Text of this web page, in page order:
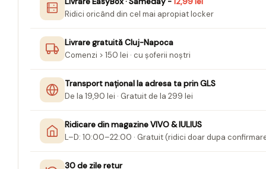
Glob Pamantesc Scolar
Materiale Didactice
Instrumente geometrie pentru
tabla scolara
Tablite de desenat magnetice
Sugativa
Articole papetarie pentru copii
Banda adeziva
Compas scolar
Ridici oricând din cel mai apropiat locker
Livrare gratuită Cluj-Napoca
Comenzi > 150 lei · cu șoferii noștri
Transport național la adresa ta prin GLS
De la 19,90 lei · Gratuit de la 299 lei
Ridicare din magazine VIVO & IULIUS
L–D: 10:00–22:00 · Gratuit (ridici doar dupa
30 de zile retur